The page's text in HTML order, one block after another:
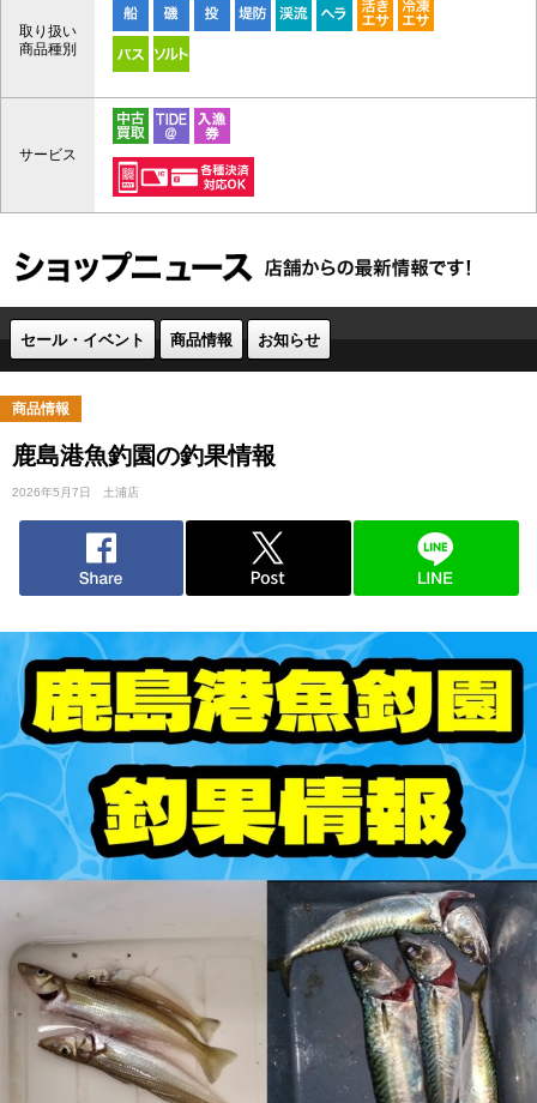
取り扱い
商品種別
サービス
セール・イベント 商品情報 お知らせ
商品情報
鹿島港魚釣園の釣果情報
2026年5月7日 土浦店